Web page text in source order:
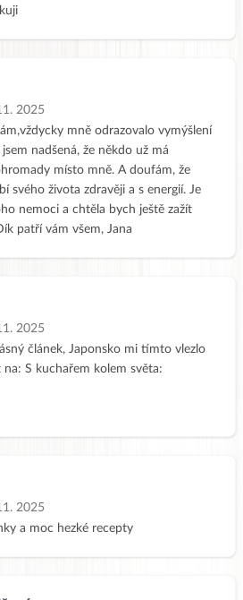
2025
mně odrazovalo vymýšlení
nadšená, že někdo už má
místo mně. A doufám, že
svého života zdravěji a s energií. Je
nemoci a chtěla bych ještě zažít
patří vám všem, Jana
2025
článek, Japonsko mi tímto vlezlo
S kuchařem kolem světa:
2025
a moc hezké recepty